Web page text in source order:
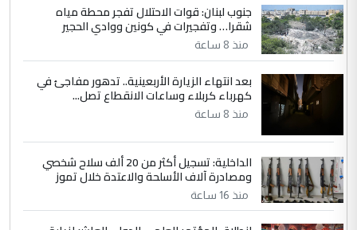
جنوب لبنان: قوات الاحتلال تفجر محطة مياه
شقرا… وتفجيرات في كونين ووادي الحجير
منذ 8 ساعة
بعد انتهاء الزيارة الأربعينية.. تدهور مفاجئ في
كهرباء كربلاء وساعات الانقطاع تصل...
منذ 8 ساعة
الداخلية: تسجيل أكثر من 20 ألف سلاح شخصي
ومصادرة آلاف الأسلحة والاعتدة خلال تموز
منذ 16 ساعة